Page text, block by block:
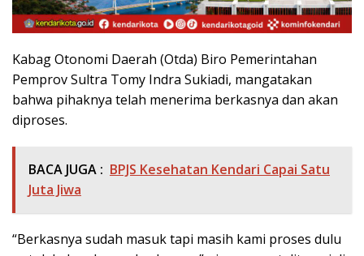
Kabag Otonomi Daerah (Otda) Biro Pemerintahan
Pemprov Sultra Tomy Indra Sukiadi, mangatakan
bahwa pihaknya telah menerima berkasnya dan akan
diproses.
BACA JUGA : BPJS Kesehatan Kendari Capai Satu
Juta Jiwa
“Berkasnya sudah masuk tapi masih kami proses dulu